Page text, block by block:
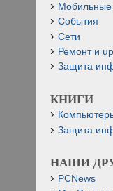
Мобильные
События
Сети
Ремонт и
Защита
КНИГИ
Защита
НАШИ
PCNews